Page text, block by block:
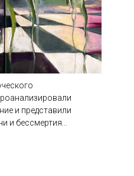
и представили
и бессмертия...